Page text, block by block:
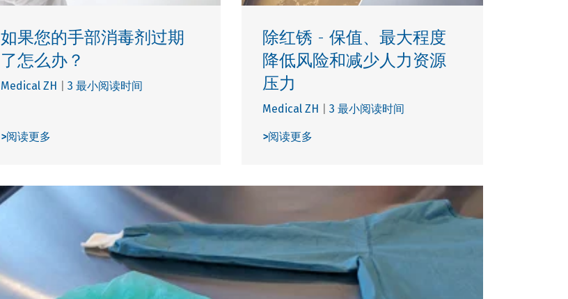
如果您的手部消毒剂过期
了怎么办？
Medical ZH 3 最小阅读时间
>阅读更多
除红锈 - 保值、最大程度
降低风险和减少人力资源
压力
Medical ZH |3 最小阅读时间
>阅读更多